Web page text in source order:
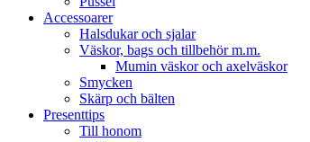
Accessoarer
Halsdukar och sjalar
Väskor, bags och tillbehör m.m.
Mumin väskor och axelväskor
Smycken
Skärp och bälten
Presenttips
Till honom